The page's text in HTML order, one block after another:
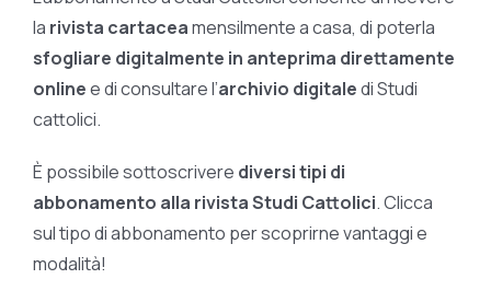
Ares Digital
Ares Gift Card
la rivista cartaceamensilmente a casa, di poterla
sfogliare digitalmente in anteprima direttamente
onlinee di consultare l’archivio digitaledi Studi
cattolici.
È possibile sottoscrivere diversi tipi di
abbonamento alla rivista Studi Cattolici. Clicca
sul tipo di abbonamento per scoprirne vantaggi e
modalità!